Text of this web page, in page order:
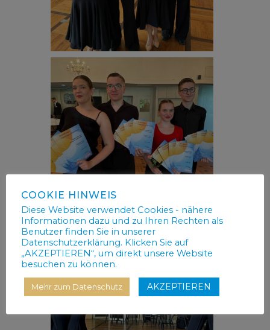
COOKIE HINWEIS
Diese Website verwendet Cookies - nähere
Informationen dazu und zu Ihren Rechten als
Benutzer finden Sie in unserer
Datenschutzerklärung. Klicken Sie auf
„AKZEPTIEREN“, um direkt unsere Website
besuchen zu können.
Mehr zum Datenschutz AKZEPTIEREN